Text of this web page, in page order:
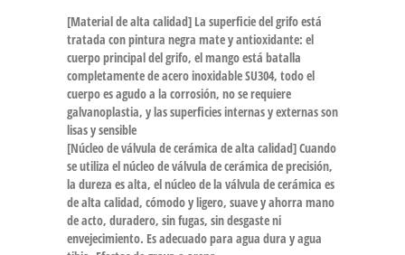
[Material de alta calidad] La superficie del grifo está
tratada con pintura negra mate y antioxidante: el
cuerpo principal del grifo, el mango está batalla
completamente de acero inoxidable SU304, todo el
cuerpo es agudo a la corrosión, no se requiere
galvanoplastia, y las superficies internas y externas son
lisas y sensible
[Núcleo de válvula de cerámica de alta calidad] Cuando
se utiliza el núcleo de válvula de cerámica de precisión,
la dureza es alta, el núcleo de la válvula de cerámica es
de alta calidad, cómodo y ligero, suave y ahorra mano
de acto, duradero, sin fugas, sin desgaste ni
envejecimiento. Es adecuado para agua dura y agua